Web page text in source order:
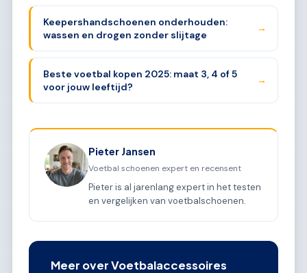
Keepershandschoenen onderhouden:
wassen en drogen zonder slijtage
→
Beste voetbal kopen 2025: maat 3, 4 of 5
voor jouw leeftijd?
→
Pieter Jansen
Voetbal schoenen expert en recensent
Pieter is al jarenlang expert in het testen
en vergelijken van voetbalschoenen.
Meer over Voetbalaccessoires